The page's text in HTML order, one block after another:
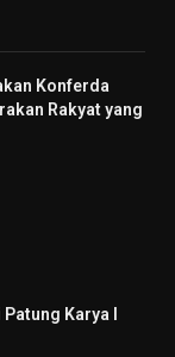
Konferda
Rakyat yang
Karya I